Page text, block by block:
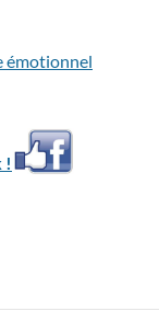
émotionnel
!